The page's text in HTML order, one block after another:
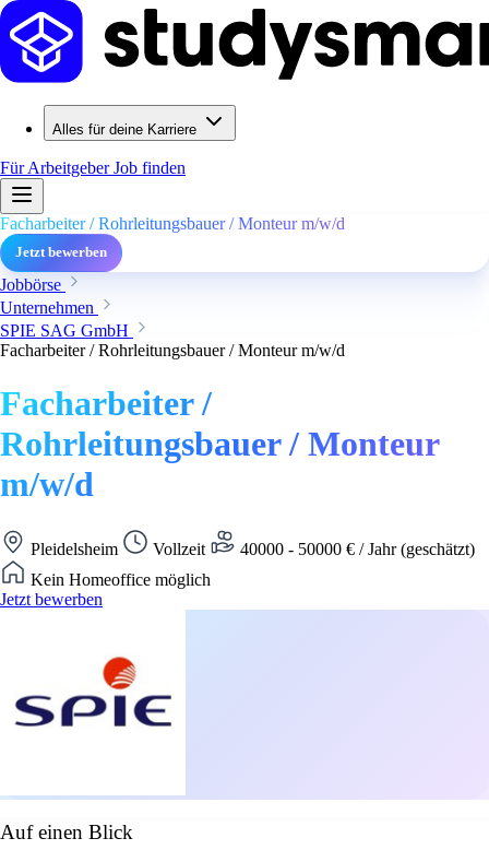
Alles für deine Karriere
Für ArbeitgeberJob finden
Facharbeiter / Rohrleitungsbauer / Monteur m/w/d
Jetzt bewerben
Jobbörse
Unternehmen
SPIE SAG GmbH
Facharbeiter / Rohrleitungsbauer / Monteur m/w/d
Facharbeiter /
Rohrleitungsbauer / Monteur
m/w/d
Pleidelsheim Vollzeit
40000 - 50000 € / Jahr (geschätzt)
Kein Homeoffice möglich
Jetzt bewerben
Auf einen Blick